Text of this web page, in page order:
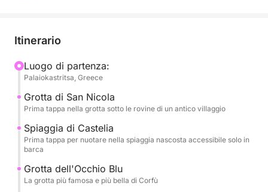
di Corfù: perfetto per chi cerca eleganza, relax e
Itinerario
Luogo di partenza:
Palaiokastritsa, Greece
Grotta di San Nicola
Prima tappa nella grotta sotto le rovine di un antico villaggio
Spiaggia di Castelia
Prima tappa per nuotare nella spiaggia nascosta accessibile solo in
barca
Grotta dell'Occhio Blu
La grotta più famosa e più bella di Corfù